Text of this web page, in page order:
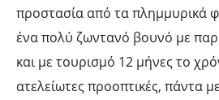
προστασία από τα πλημμυρικά
ένα πολύ ζωντανό βουνό με
και με τουρισμό 12 μήνες το
ατελείωτες προοπτικές, πάντα